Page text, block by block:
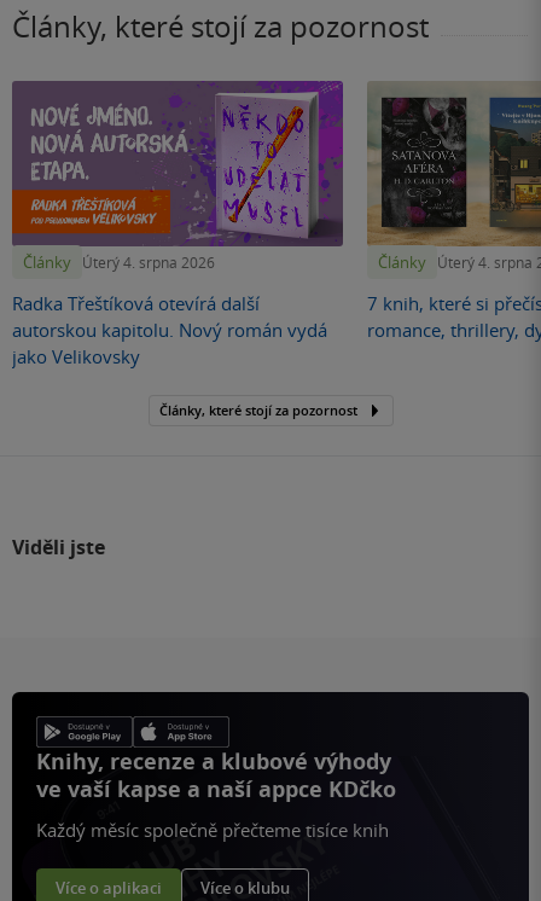
Články, které stojí za pozornost
Články Úterý 4. srpna 2026
Radka Třeštíková otevírá další
autorskou kapitolu. Nový román vydá
jako Velikovsky
Články Úterý 4. srpna
7 knih, které si
romance, thrillery,
Články, které stojí za pozornost
Viděli jste
Knihy, recenze a klubové výhody
ve vaší kapse a naší appce KDčko
Každý měsíc společně přečteme tisíce knih
Více o aplikaci Více o klubu